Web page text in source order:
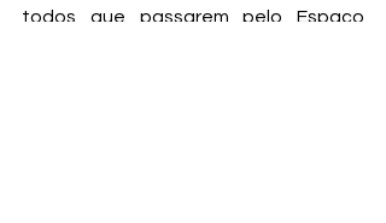
todos que passarem pelo Espaço